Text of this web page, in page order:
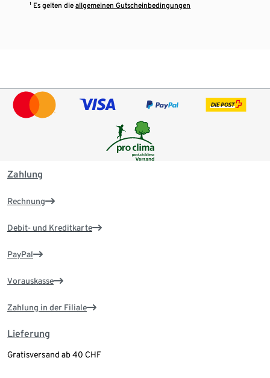
¹ Es gelten dieallgemeinen Gutscheinbedingungen
Zahlung
Rechnung
Debit- und Kreditkarte
PayPal
Vorauskasse
Zahlung in der Filiale
Lieferung
Gratisversand ab 40 CHF